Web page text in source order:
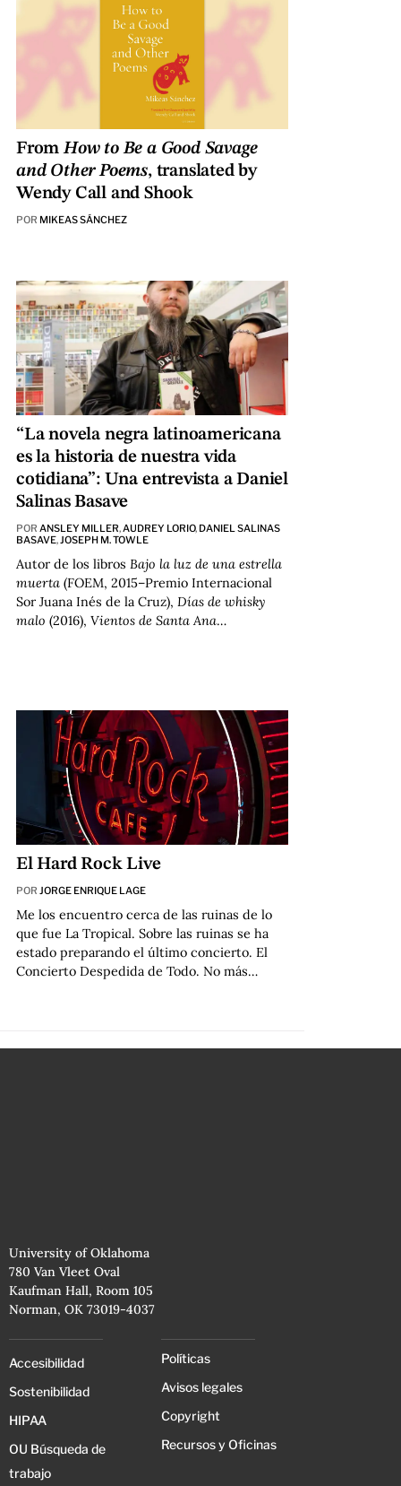
From How to Be a Good Savage
and Other Poems, translated by
Wendy Call and Shook
POR MIKEAS SÁNCHEZ
“La novela negra latinoamericana
es la historia de nuestra vida
cotidiana”: Una entrevista a Daniel
Salinas Basave
POR ANSLEY MILLER,AUDREY LORIO, DANIEL SALINAS
BASAVE,JOSEPH M. TOWLE
Autor de los libros Bajo la luz de una estrella
muerta(FOEM, 2015–Premio Internacional
Sor Juana Inés de la Cruz), Días de whisky
malo (2016), Vientos de Santa Ana…
El Hard Rock Live
POR JORGE ENRIQUE LAGE
Me los encuentro cerca de las ruinas de lo
que fue La Tropical. Sobre las ruinas se ha
estado preparando el último concierto. El
Concierto Despedida de Todo. No más…
University of Oklahoma
780 Van Vleet Oval
Kaufman Hall, Room 105
Norman, OK 73019-4037
Accesibilidad
Sostenibilidad
HIPAA
OU Búsqueda de
trabajo
Políticas
Avisos legales
Copyright
Recursos y Oficinas